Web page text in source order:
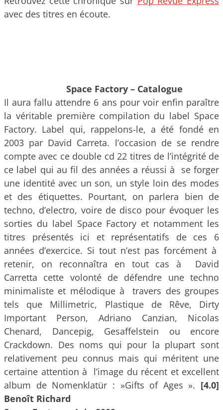
avec des titres en écoute.
Space Factory – Catalogue
Il aura fallu attendre 6 ans pour voir enfin paraître
la véritable première compilation du label Space
Factory. Label qui, rappelons-le, a été fondé en
2003 par David Carreta. l’occasion de se rendre
compte avec ce double cd 22 titres de l’intégrité de
ce label qui au fil des années a réussi à se forger
une identité avec un son, un style loin des modes
et des étiquettes. Pourtant, on parlera bien de
techno, d’electro, voire de disco pour évoquer les
sorties du label Space Factory et notamment les
titres présentés ici et représentatifs de ces 6
années d’exercice. Si tout n’est pas forcément à
retenir, on reconnaîtra en tout cas à David
Carretta cette volonté de défendre une techno
minimaliste et mélodique à travers des groupes
tels que Millimetric, Plastique de Rêve, Dirty
Important Person, Adriano Canzian, Nicolas
Chenard, Dancepig, Gesaffelstein ou encore
Crackdown. Des noms qui pour la plupart sont
relativement peu connus mais qui méritent une
certaine attention à l’image du récent et excellent
album de Nomenklatür : »Gifts of Ages ». [4.0]
Benoît Richard